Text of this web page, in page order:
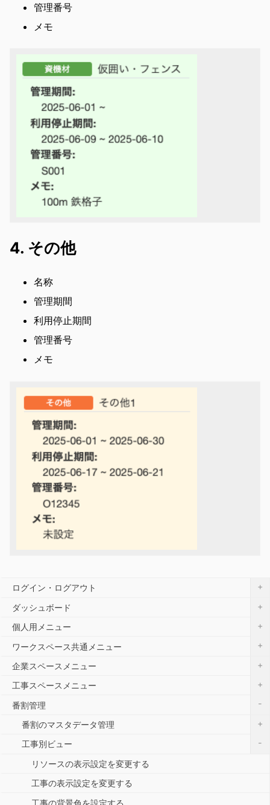
管理番号
メモ
4. その他
名称
管理期間
利用停止期間
管理番号
メモ
ログイン・ログアウト +
ダッシュボード +
個人用メニュー +
ワークスペース共通メニュー +
企業スペースメニュー +
工事スペースメニュー +
番割管理 -
番割のマスタデータ管理 +
工事別ビュー -
リソースの表示設定を変更する
工事の表示設定を変更する
工事の背景色を設定する